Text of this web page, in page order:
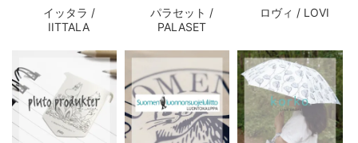
イッタラ /
IITTALA
パラセット /
PALASET
ロヴィ / LOVI